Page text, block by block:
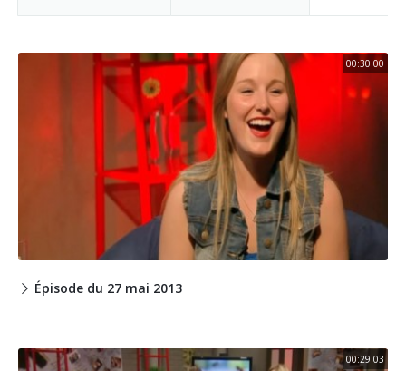
00:30:00
Épisode du 27 mai 2013
00:29:03